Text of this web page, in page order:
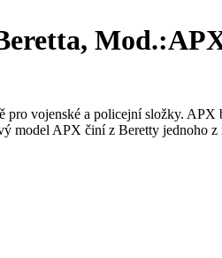
pro vojenské a policejní složky.
model APX činí z Beretty jednoho